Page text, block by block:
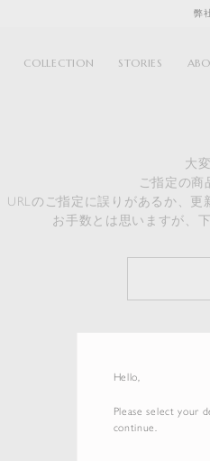
Hello,
Please select your
continue.
弊
COLLECTION STORIES
大
ご指定の商
URLのご指定に誤りがあるか、更
お手数とは思いますが、